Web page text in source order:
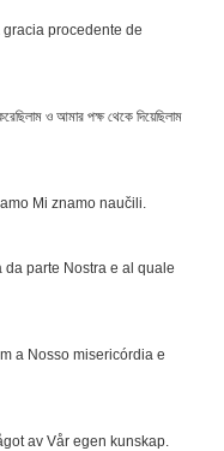
procedente de
ও আমার পক্ষ থেকে দিয়েছিলাম
Mi znamo naučili.
parte Nostra e al quale
a Nosso misericórdia e
av Vår egen kunskap.